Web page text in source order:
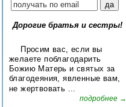
Дорогие братья и сестры!
Просим вас, если вы
желаете поблагодарить
Божию Матерь и святых за
благодеяния, явленные вам,
не жертвовать ...
подробнее →